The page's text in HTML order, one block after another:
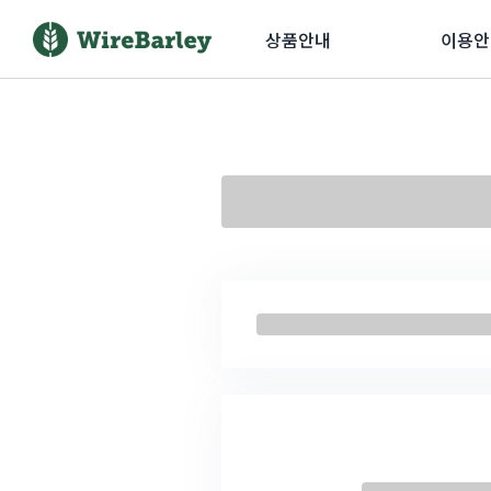
상품안내 이용